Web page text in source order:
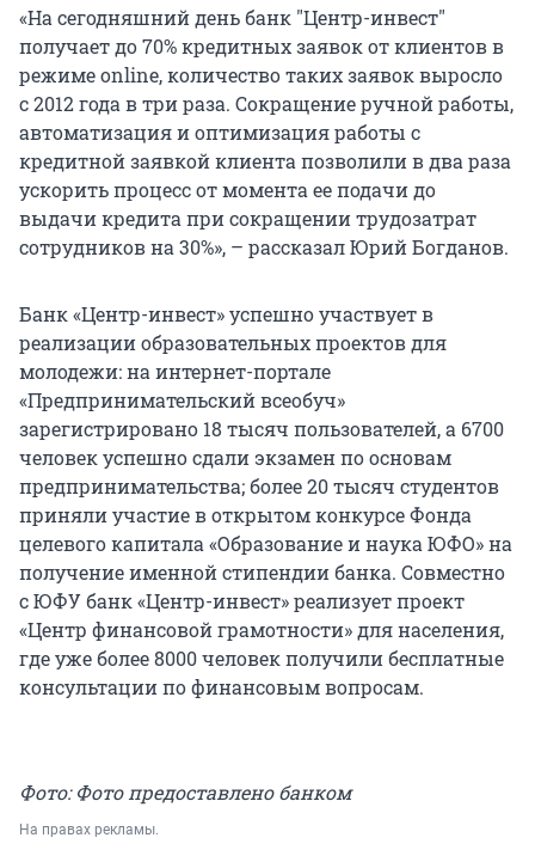
«На сегодняшний день банк "Центр-инвест"
получает до 70% кредитных заявок от клиентов в
режиме online, количество таких заявок выросло
с 2012 года в три раза. Сокращение ручной работы,
автоматизация и оптимизация работы с
кредитной заявкой клиента позволили в два раза
ускорить процесс от момента ее подачи до
выдачи кредита при сокращении трудозатрат
сотрудников на 30%», – рассказал Юрий Богданов.
Банк «Центр-инвест» успешно участвует в
реализации образовательных проектов для
молодежи: на интернет-портале
«Предпринимательский всеобуч»
зарегистрировано 18 тысяч пользователей, а 6700
человек успешно сдали экзамен по основам
предпринимательства; более 20 тысяч студентов
приняли участие в открытом конкурсе Фонда
целевого капитала «Образование и наука ЮФО» на
получение именной стипендии банка. Совместно
с ЮФУ банк «Центр-инвест» реализует проект
«Центр финансовой грамотности» для населения,
где уже более 8000 человек получили бесплатные
консультации по финансовым вопросам.
Фото: Фото предоставлено банком
На правах рекламы.